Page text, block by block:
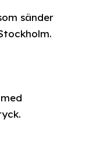
sänder